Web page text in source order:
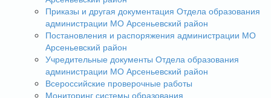
Приказы и другая документация Отдела образования
администрации МО Арсеньевский район
Постановления и распоряжения администрации МО
Арсеньевский район
Учредительные документы Отдела образования
администрации МО Арсеньевский район
Всероссийские проверочные работы
Мониторинг системы образования